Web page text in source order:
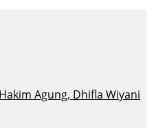
Agung, Dhifla Wiyani